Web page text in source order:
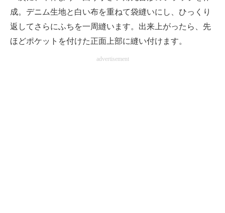
成。デニム生地と白い布を重ねて袋縫いにし、ひっくり
返してさらにふちを一周縫います。出来上がったら、先
ほどポケットを付けた正面上部に縫い付けます。
advertisement